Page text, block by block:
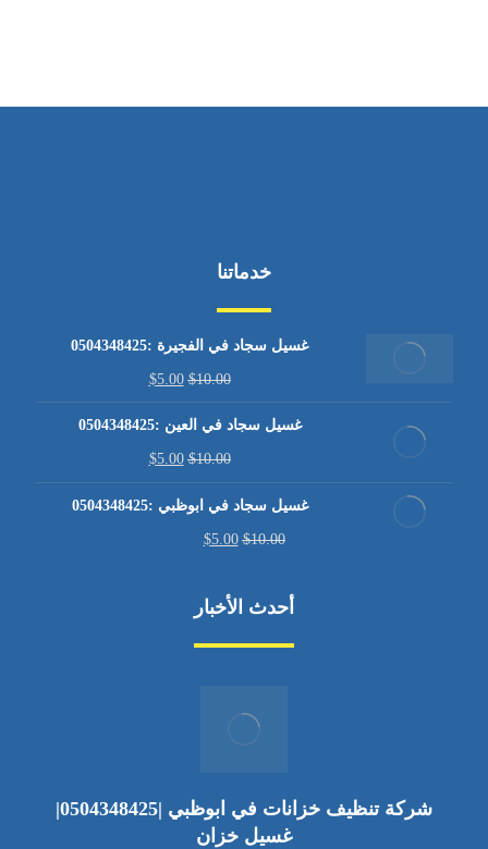
خدماتنا
غسيل سجاد في الفجيرة :0504348425
$10.00
$5.00
غسيل سجاد في العين :0504348425
$10.00
$5.00
غسيل سجاد في ابوظبي :0504348425
$10.00
$5.00
أحدث الأخبار
شركة تنظيف خزانات في ابوظبي |0504348425|
غسيل خزان